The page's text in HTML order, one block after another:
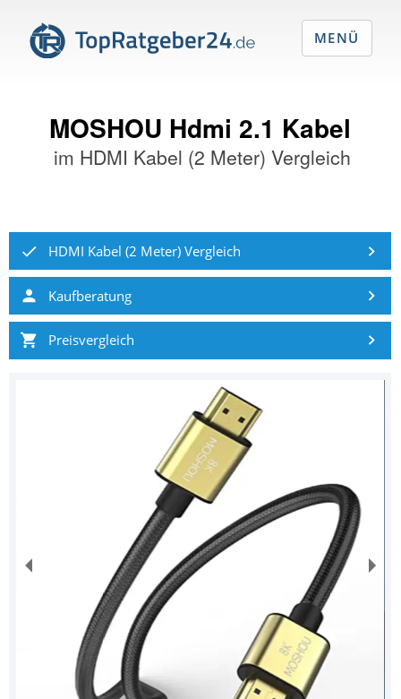
MOSHOU Hdmi 2.1 Kabel
im HDMI Kabel (2 Meter) Vergleich
HDMI Kabel (2 Meter) Vergleich
Kaufberatung
Preisvergleich
MENÜ